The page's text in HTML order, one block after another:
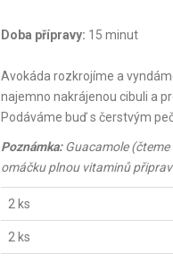
Doba přípravy: 15 minut
Avokáda rozkrojíme a
najemno nakrájenou cibuli a
Podáváme buď s čerstvým
Poznámka:Guacamole (čteme
omáčku plnou vitaminů
2 ks
2 ks